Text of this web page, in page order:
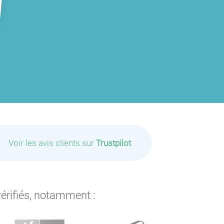
Voir les avis clients sur Trustpilot
notamment :